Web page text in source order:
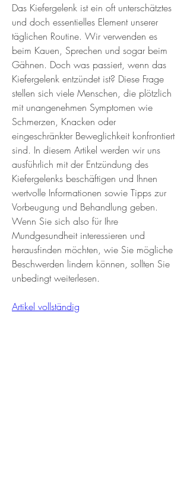
Das Kiefergelenk ist ein oft unterschätztes
und doch essentielles Element unserer
täglichen Routine. Wir verwenden es
beim Kauen, Sprechen und sogar beim
Gähnen. Doch was passiert, wenn das
Kiefergelenk entzündet ist? Diese Frage
stellen sich viele Menschen, die plötzlich
mit unangenehmen Symptomen wie
Schmerzen, Knacken oder
eingeschränkter Beweglichkeit konfrontiert
sind. In diesem Artikel werden wir uns
ausführlich mit der Entzündung des
Kiefergelenks beschäftigen und Ihnen
wertvolle Informationen sowie Tipps zur
Vorbeugung und Behandlung geben.
Wenn Sie sich also für Ihre
Mundgesundheit interessieren und
herausfinden möchten, wie Sie mögliche
Beschwerden lindern können, sollten Sie
unbedingt weiterlesen.
Artikel vollständig